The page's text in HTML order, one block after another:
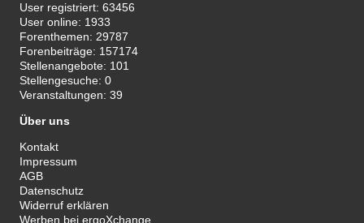
User registriert:63456
User online: 1933
Forenthemen: 29787
Forenbeiträge: 157174
Stellenangebote: 101
Stellengesuche:0
Veranstaltungen:39
Über uns
Kontakt
Impressum
AGB
Datenschutz
Widerruf erklären
Werben bei ergoXchange